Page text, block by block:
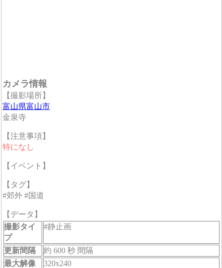
カメラ情報
【撮影場所】
富山県富山市
金泉寺
【注意事項】
特になし
【イベント】
【タグ】
#郊外 #国道
【データ】
撮影タイ
プ
#静止画
更新間隔
約 600 秒 間隔
最大解像
320x240